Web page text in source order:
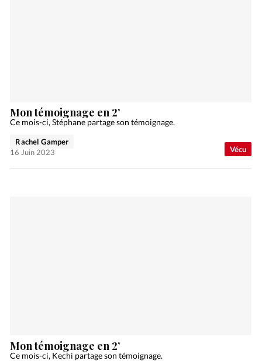
Vécu
Mon témoignage en 2’
Ce mois-ci, Stéphane partage son témoignage.
Rachel Gamper
16 Juin 2023
Mon témoignage en 2’
Ce mois-ci, Kechi partage son témoignage.